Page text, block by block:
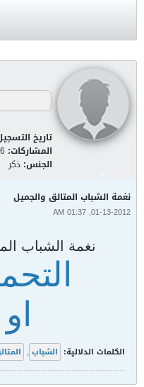
تاريخ
المشاركات:
الجنس: ذكر
نغمة الشباب المتالق والجميل
01-13-2012, 01:37 AM
نغمة الشباب
الكلمات الدلالية: الشباب ,